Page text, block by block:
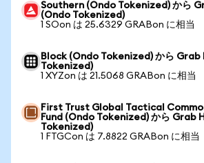
Southern (Ondo Tokenized) から
(Ondo Tokenized)
1 SOon は 25.6329 GRABon に相当
Block (Ondo Tokenized) から
Tokenized)
1 XYZon は 21.5068 GRABon に相当
First Trust Global Tactical
Fund (Ondo Tokenized) から Grab
Tokenized)
1 FTGCon は 7.8822 GRABon に相当